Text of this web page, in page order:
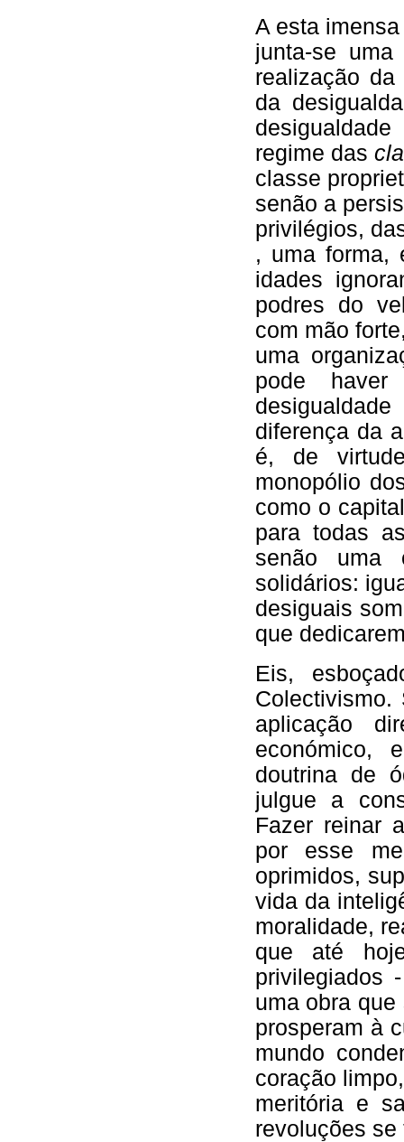
A esta
junta-se
realização
da
regime das
classe
senão a
privilégios,
, uma forma,
idades
podres do
com mão
uma
pode
diferença da
é, de
monopólio
como o
para todas
senão uma
solidários:
desiguais
que
Eis,
aplicação
económico,
doutrina de
julgue a
Fazer reinar
por esse
oprimidos,
vida da
moralidade,
que até
privilegiados
uma obra
prosperam à
mundo
coração
meritória e
revoluções se